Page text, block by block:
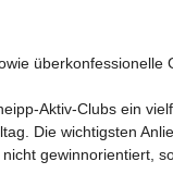
Aktiv-Clubs ein
Die wichtigsten